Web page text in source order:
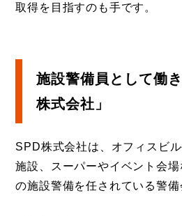
取得を目指すのも手です。
施設警備員として働
株式会社」
SPD株式会社は、オフィスビ
施設、スーパーやイベント会
の施設警備を任されている警備